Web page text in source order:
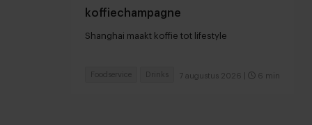
koffiechampagne
Shanghai maakt koffie tot lifestyle
7 augustus 2026 6 min
Foodservice Drinks